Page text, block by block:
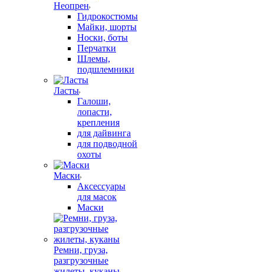
Неопрен
Гидрокостюмы
Майки, шорты
Носки, боты
Перчатки
Шлемы,
подшлемники
Ласты
Галоши,
лопасти,
крепления
для дайвинга
для подводной
охоты
Маски
Аксессуары
для масок
Маски
Ремни, груза,
разгрузочные